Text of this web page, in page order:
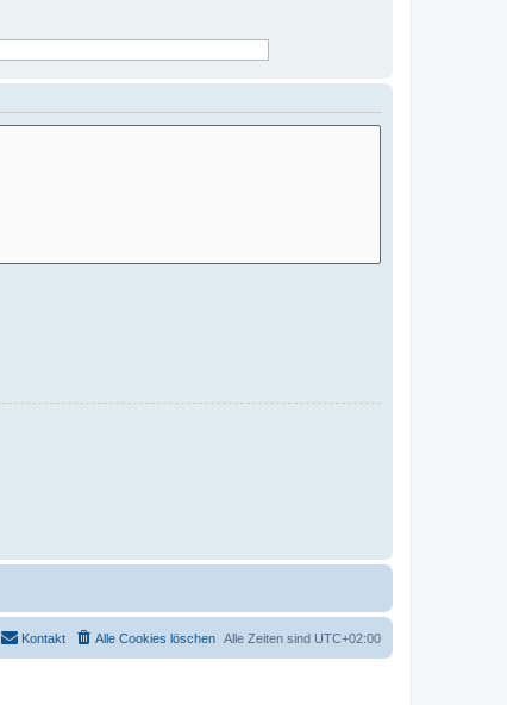
Alle Zeiten sind UTC+02:00
Alle Cookies löschen
Kontakt